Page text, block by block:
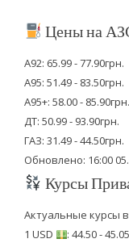
Цены на
А92: 65.99 - 77.90грн.
А95: 51.49 - 83.50грн.
А95+: 58.00 - 85.90грн.
ДТ: 50.99 - 93.90грн.
ГАЗ: 31.49 - 44.50грн.
Обновлено: 16:00
Курсы
Актуальные курсы
1 USD
: 44.50 - 45.05